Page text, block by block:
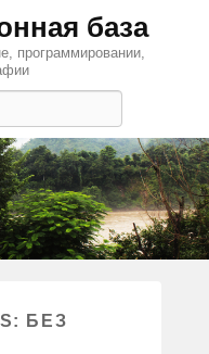
база
программировании,
БЕЗ